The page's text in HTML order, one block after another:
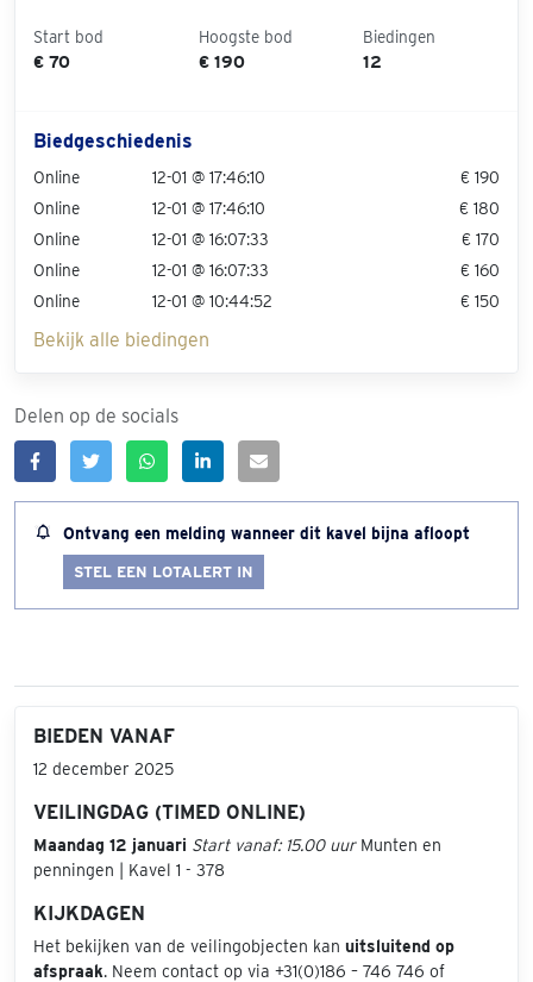
Start bod
€ 70
Hoogste bod
€ 190
Biedingen
12
Biedgeschiedenis
Online 12-01 @ 17:46:10
€ 190
Online
12-01 @ 17:46:10
€ 180
Online
12-01 @ 16:07:33
€ 170
Online
12-01 @ 16:07:33
€ 160
Online
12-01 @ 10:44:52 € 150
Bekijk alle biedingen
Delen op de socials
Ontvang een melding wanneer dit kavel bijna afloopt
STEL EEN LOTALERT IN
BIEDEN VANAF
12 december 2025
VEILINGDAG (TIMED ONLINE)
Maandag 12 januari Start vanaf: 15.00 uurMunten en
penningen | Kavel 1 - 378
KIJKDAGEN
Het bekijken van de veilingobjecten kan uitsluitend op
afspraak. Neem contact op via +31(0)186 – 746 746 of